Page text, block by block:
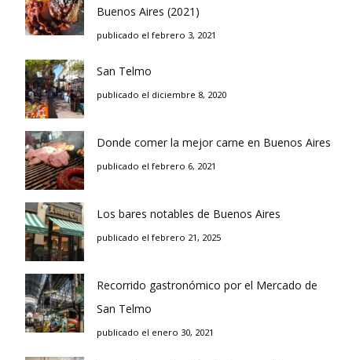
Buenos Aires (2021)
publicado el febrero 3, 2021
San Telmo
publicado el diciembre 8, 2020
Donde comer la mejor carne en Buenos Aires
publicado el febrero 6, 2021
Los bares notables de Buenos Aires
publicado el febrero 21, 2025
Recorrido gastronómico por el Mercado de
San Telmo
publicado el enero 30, 2021